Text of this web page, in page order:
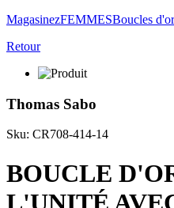
MagasinezFEMMESBoucles
Retour
Thomas Sabo
Sku: CR708-414-14
BOUCLE